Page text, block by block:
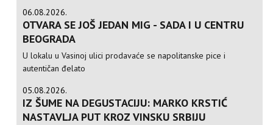
06.08.2026.
OTVARA SE JOŠ JEDAN MIG - SADA I U CENTRU
BEOGRADA
U lokalu u Vasinoj ulici prodavaće se napolitanske pice i
autentičan đelato
05.08.2026.
IZ ŠUME NA DEGUSTACIJU: MARKO KRSTIĆ
NASTAVLJA PUT KROZ VINSKU SRBIJU